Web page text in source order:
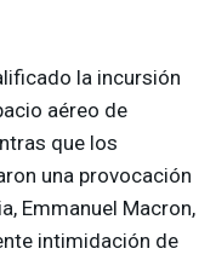
la incursión
aéreo de
que los
una provocación
Emmanuel Macron,
intimidación de